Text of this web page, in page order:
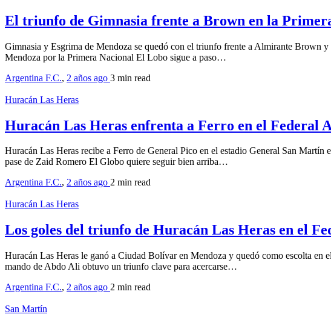
El triunfo de Gimnasia frente a Brown en la
Gimnasia y Esgrima de Mendoza se quedó con el triunfo frente a Almirante Brown
Mendoza por la Primera Nacional El Lobo sigue a paso…
Argentina F.C., 2 años ago 3 min read
Huracán Las Heras
Huracán Las Heras enfrenta a Ferro en el Federal A
Huracán Las Heras recibe a Ferro de General Pico en el estadio General San
pase de Zaid Romero El Globo quiere seguir bien arriba…
Argentina F.C., 2 años ago 2 min read
Huracán Las Heras
Los goles del triunfo de Huracán Las Heras en el
Huracán Las Heras le ganó a Ciudad Bolívar en Mendoza y quedó como escolta
mando de Abdo Ali obtuvo un triunfo clave para acercarse…
Argentina F.C., 2 años ago 2 min read
San Martín